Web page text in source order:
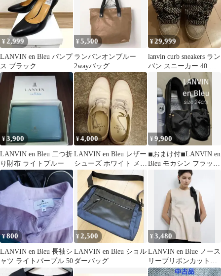
¥2,999
LANVIN en Bleu パンプ
ス ブラック
¥5,500
ランバンオンブルー
2wayバッグ
¥29,999
lanvin curb sneakers ラン
バン スニーカー 40 確
実正規品
¥3,900
LANVIN en Bleu 二つ折
り財布 ライトブルー
¥4,000
LANVIN en Bleu レザー
シューズ ホワイト メン
¥9,900
◾︎おまけ付◾︎LANVIN en
Bleu モカシン フラット
¥800
LANVIN en Bleu 長袖シ
ャツ ライトパープル 50
¥2,500
LANVIN en Bleu ショル
ダーバッグ
¥3,480
LANVIN en Blue ノース
リーブリボンカットソ
ー